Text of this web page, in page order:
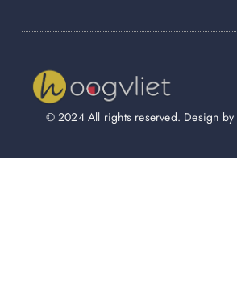
© 2024 All rights reserved. Design by